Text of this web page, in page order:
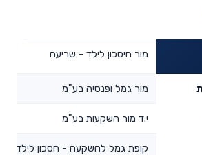
מור חיסכון לילד - שריעה
מור גמל ופנסיה בע"מ
י.ד מור השקעות בע"מ
קופת גמל להשקעה - חסכון לילד